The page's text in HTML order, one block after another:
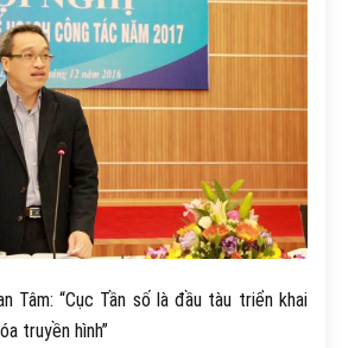
Tâm: “Cục Tần số là đầu tàu triển khai
truyền hình”